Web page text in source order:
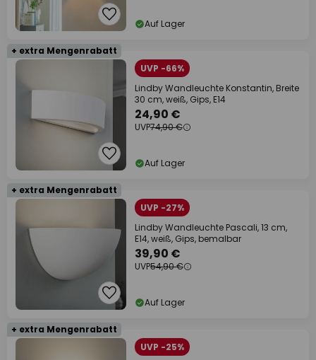
Auf Lager
+ extra Mengenrabatt
UVP -66%
Lindby Wandleuchte Konstantin, Breite
30 cm, weiß, Gips, E14
24,90 €
UVP74,90 €
Auf Lager
+ extra Mengenrabatt
UVP -27%
Lindby Wandleuchte Pascali, 13 cm,
E14, weiß, Gips, bemalbar
39,90 €
UVP54,90 €
Auf Lager
+ extra Mengenrabatt
UVP -25%